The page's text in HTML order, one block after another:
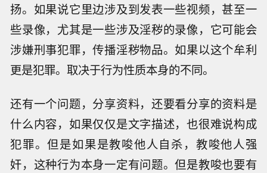
扬。如果说它里边涉及到发表一些视频，甚至一
些录像，尤其是一些涉及淫秽的录像，它可能会
涉嫌刑事犯罪，传播淫秽物品。如果以这个牟利
更是犯罪。取决于行为性质本身的不同。
还有一个问题，分享资料，还要看分享的资料是
什么内容，如果仅仅是文字描述，也很难说构成
犯罪。但是如果是教唆他人自杀，教唆他人强
奸，这种行为本身一定有问题。但是教唆也要有